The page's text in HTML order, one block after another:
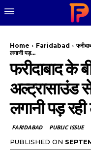
Home Faridabad
लगानी पड़...
फरीदाबाद के
अल्ट्रासाउंड
लगानी पड़
FARIDABAD PUBLIC ISSUE
PUBLISHED ON